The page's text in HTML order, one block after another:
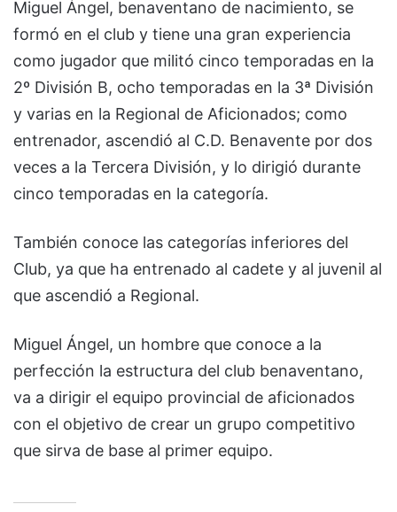
Miguel Ángel, benaventano de nacimiento, se
formó en el club y tiene una gran experiencia
como jugador que militó cinco temporadas en la
2º División B, ocho temporadas en la 3ª División
y varias en la Regional de Aficionados; como
entrenador, ascendió al C.D. Benavente por dos
veces a la Tercera División, y lo dirigió durante
cinco temporadas en la categoría.
También conoce las categorías inferiores del
Club, ya que ha entrenado al cadete y al juvenil al
que ascendió a Regional.
Miguel Ángel, un hombre que conoce a la
perfección la estructura del club benaventano,
va a dirigir el equipo provincial de aficionados
con el objetivo de crear un grupo competitivo
que sirva de base al primer equipo.